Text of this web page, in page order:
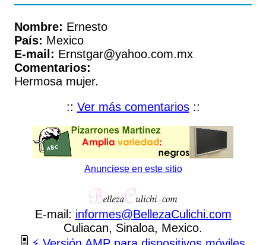
Nombre: Ernesto
País: Mexico
E-mail: Ernstgar@yahoo.com.mx
Comentarios:
Hermosa mujer.
:: Ver más comentarios::
Anunciese en este sitio
E-mail: informes@BellezaCulichi.com
Culiacan, Sinaloa, Mexico.